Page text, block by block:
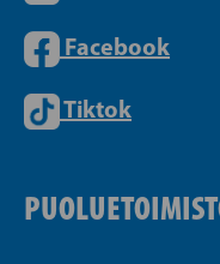
Facebook
Tiktok